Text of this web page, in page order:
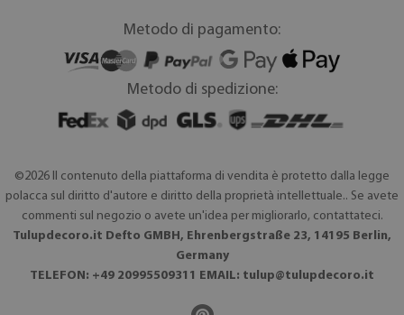
Metodo di pagamento:
Metodo di spedizione:
©2026 Il contenuto della piattaforma di vendita è protetto dalla legge
polacca sul diritto d'autore e diritto della proprietà intellettuale.. Se avete
commenti sul negozio o avete un'idea per migliorarlo, contattateci.
Tulupdecoro.it Defto GMBH, Ehrenbergstraße 23, 14195 Berlin,
Germany
TELEFON: +49 20995509311 EMAIL: tulup@tulupdecoro.it